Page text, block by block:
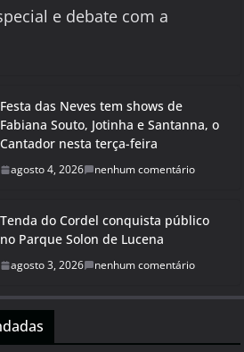
e debate com a
Festa das Neves tem shows de
Fabiana Souto, Jotinha e Santanna, o
Cantador nesta terça-feira
agosto 4, 2026 nenhum comentário
Tenda do Cordel conquista público
no Parque Solon de Lucena
agosto 3, 2026 nenhum comentário